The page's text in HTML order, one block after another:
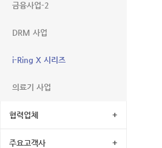
금융사업-2
DRM 사업
i-Ring X 시리즈
의료기 사업
협력업체 +
주요고객사 +